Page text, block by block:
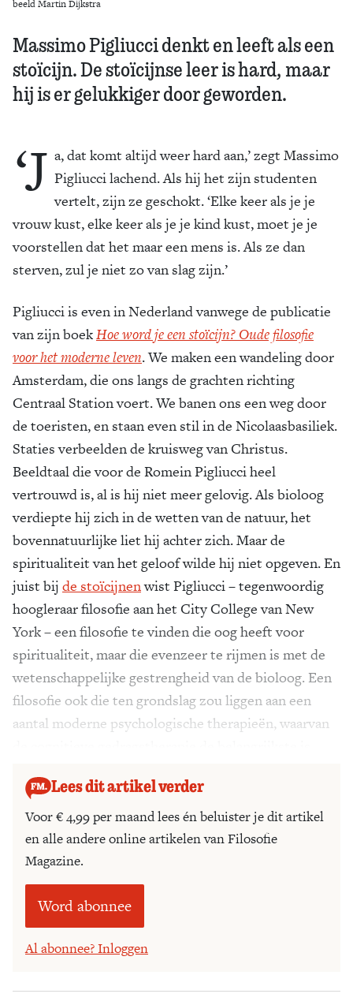
beeld Martin Dijkstra
Massimo Pigliucci denkt en leeft als een
stoïcijn. De stoïcijnse leer is hard, maar
hij is er gelukkiger door geworden.
‘J a, dat komt altijd weer hard aan,’ zegt Massimo
Pigliucci lachend. Als hij het zijn studenten
vertelt, zijn ze geschokt. ‘Elke keer als je je
vrouw kust, elke keer als je je kind kust, moet je je
voorstellen dat het maar een mens is. Als ze dan
sterven, zul je niet zo van slag zijn.’
Pigliucci is even in Nederland vanwege de publicatie
van zijn boekHoe word je een stoïcijn? Oude filosofie
voor het moderne leven. We maken een wandeling door
Amsterdam, die ons langs de grachten richting
Centraal Station voert. We banen ons een weg door
de toeristen, en staan even stil in de Nicolaasbasiliek.
Staties verbeelden de kruisweg van Christus.
Beeldtaal die voor de Romein Pigliucci heel
vertrouwd is, al is hij niet meer gelovig. Als bioloog
verdiepte hij zich in de wetten van de natuur, het
bovennatuurlijke liet hij achter zich. Maar de
spiritualiteit van het geloof wilde hij niet opgeven. En
juist bij de stoïcijnenwist Pigliucci – tegenwoordig
hoogleraar filosofie aan het City College van New
York – een filosofie te vinden die oog heeft voor
spiritualiteit, maar die evenzeer te rijmen is met de
wetenschappelijke gestrengheid van de bioloog. Een
filosofie ook die ten grondslag zou liggen aan een
aantal moderne psychologische therapieën, waarvan
Lees dit artikel verder
Voor € 4,99 per maand lees én beluister je dit artikel
en alle andere online artikelen van Filosofie
Magazine.
Word abonnee
Al abonnee? Inloggen